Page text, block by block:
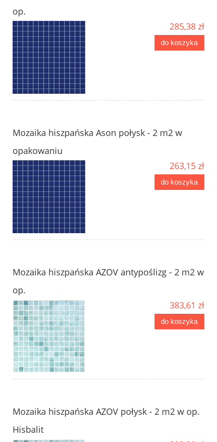
op.
285,38 zł
do koszyka
Mozaika hiszpańska Ason połysk - 2 m2 w
opakowaniu
263,15 zł
do koszyka
Mozaika hiszpańska AZOV antypoślizg - 2 m2 w
op.
383,61 zł
do koszyka
Mozaika hiszpańska AZOV połysk - 2 m2 w op.
Hisbalit